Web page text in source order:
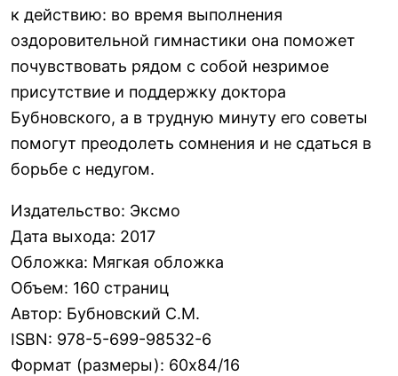
к действию: во время выполнения
оздоровительной гимнастики она поможет
почувствовать рядом с собой незримое
присутствие и поддержку доктора
Бубновского, а в трудную минуту его советы
помогут преодолеть сомнения и не сдаться в
борьбе с недугом.
Издательство: Эксмо
Дата выхода: 2017
Обложка: Мягкая обложка
Объем: 160 страниц
Автор: Бубновский С.М.
ISBN: 978-5-699-98532-6
Формат (размеры): 60х84/16